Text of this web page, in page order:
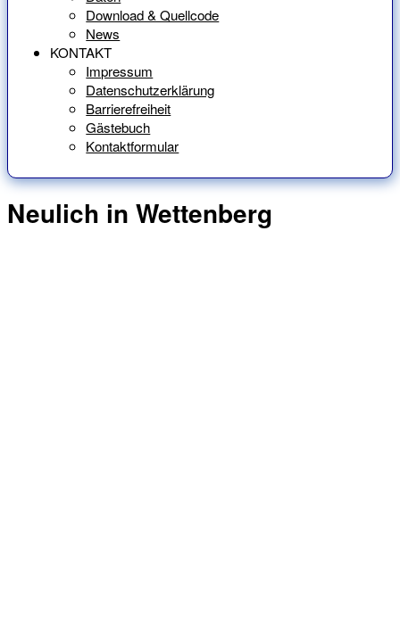
Download & Quellcode
News
KONTAKT
Impressum
Datenschutzerklärung
Barrierefreiheit
Gästebuch
Kontaktformular
Neulich in Wettenberg